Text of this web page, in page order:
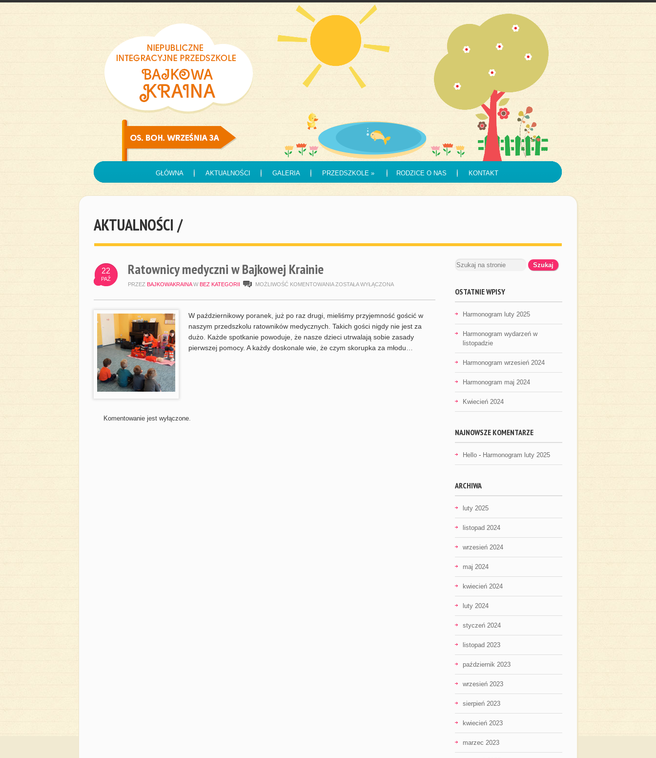
GŁÓWNA AKTUALNOŚCI GALERIA PRZEDSZKOLE» RODZICE O NAS KONTAKT
AKTUALNOŚCI /
22
PAŹ
Ratownicy medyczni w Bajkowej Krainie
PRZEZ BAJKOWAKRAINA W BEZ KATEGORII MOŻLIWOŚĆ KOMENTOWANIA RATOWNICY
BAJKOWEJ
KRAINIE
ZOSTAŁA WYŁĄCZONA
W październikowy poranek, już po raz drugi, mieliśmy przyjemność gościć w
naszym przedszkolu ratowników medycznych. Takich gości nigdy nie jest za
dużo. Każde spotkanie powoduje, że nasze dzieci utrwalają sobie zasady
pierwszej pomocy. A każdy doskonale wie, że czym skorupka za młodu…
Komentowanie jest wyłączone.
OSTATNIE WPISY
Harmonogram luty 2025
Harmonogram wydarzeń w
listopadzie
Harmonogram wrzesień 2024
Harmonogram maj 2024
Kwiecień 2024
NAJNOWSZE KOMENTARZE
Hello - Harmonogram luty 2025
ARCHIWA
luty 2025
listopad 2024
wrzesień 2024
maj 2024
kwiecień 2024
luty 2024
styczeń 2024
listopad 2023
październik 2023
wrzesień 2023
sierpień 2023
kwiecień 2023
marzec 2023